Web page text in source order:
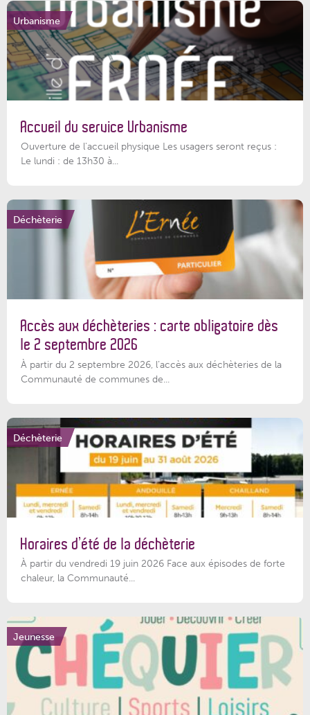
Urbanisme
Accueil du service Urbanisme
Ouverture de l'accueil physique Les usagers seront reçus :
Le lundi : de 13h30 à...
Déchèterie
Accès aux déchèteries : carte obligatoire dès
le 2 septembre 2026
À partir du 2 septembre 2026, l’accès aux déchèteries de la
Communauté de communes de...
Déchèterie
Horaires d’été de la déchèterie
À partir du vendredi 19 juin 2026 Face aux épisodes de forte
chaleur, la Communauté...
Jeunesse